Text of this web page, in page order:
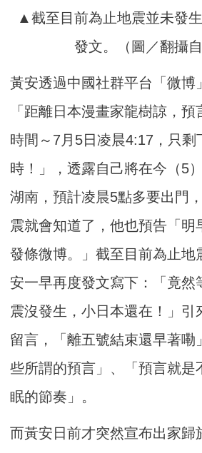
▲截至目前為止地震並未發
發文。（圖／翻攝自
黃安透過中國社群平台「微博
「距離日本漫畫家龍樹諒，
時間～7月5日凌晨4:17，只剩
時！」，透露自己將在今（5
湖南，預計凌晨5點多要出門
震就會知道了，他也預告「明
發條微博。」截至目前為止地
安一早再度發文寫下：「竟然
震沒發生，小日本還在！」引
留言，「離五號結束還早著嘞
些所謂的預言」、「預言就是
眠的節奏」。
而黃安日前才突然宣布出家歸